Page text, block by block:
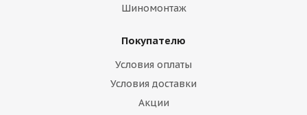
Шиномонтаж
Покупателю
Условия оплаты
Условия доставки
Акции